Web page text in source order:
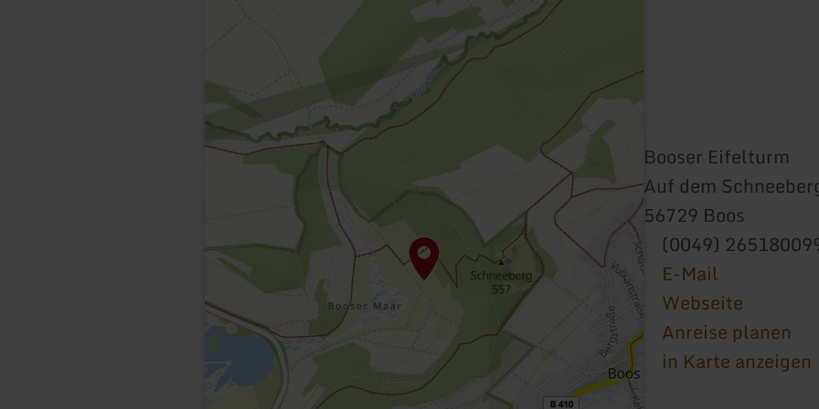
Booser Eifelturm
Auf dem
56729 Boos
(0049)
E-Mail
Webseite
Anreise planen
in Karte anzeigen